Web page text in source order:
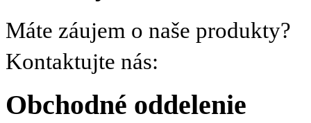
Máte záujem o naše produkty?
Kontaktujte nás:
Obchodné oddelenie